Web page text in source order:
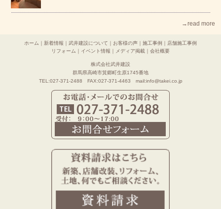
→read more
ホーム 新着情報 武井建設について お客様の声 施工事例
店舗施工事例
リフォーム
イベント情報 メディア掲載 会社概要
株式会社武井建設
群馬県高崎市箕郷町生原1745番地
TEL:027-371-2488 FAX:027-371-4463 mail:info@takei.co.jp